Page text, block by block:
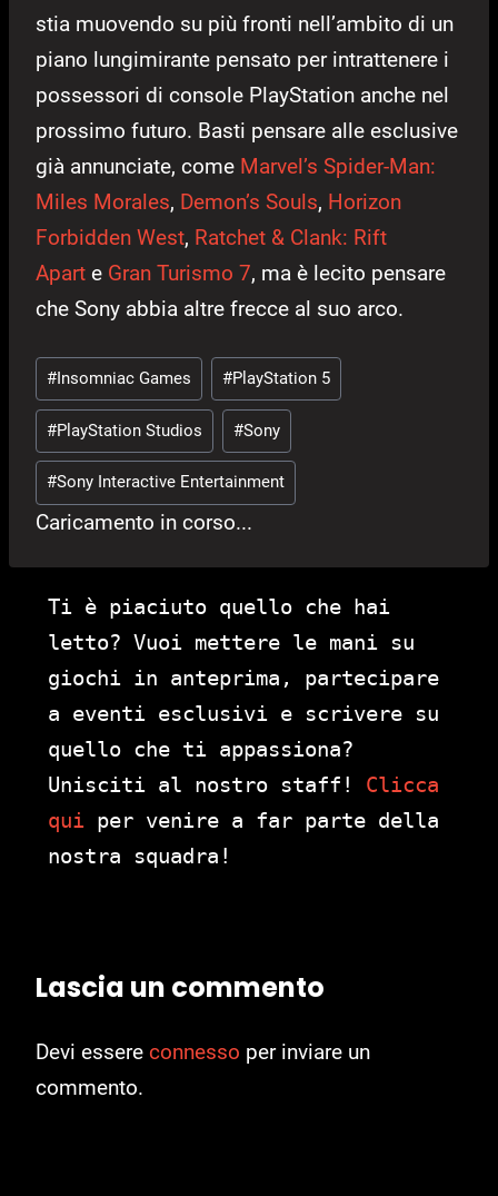
stia muovendo su più fronti nell’ambito di un
piano lungimirante pensato per intrattenere i
possessori di console PlayStation anche nel
prossimo futuro. Basti pensare alle esclusive
già annunciate, come Marvel’s Spider-Man:
Miles Morales, Demon’s Souls, Horizon
Forbidden West, Ratchet & Clank: Rift
Apart e Gran Turismo 7, ma è lecito pensare
che Sony abbia altre frecce al suo arco.
Tag
articolo:
#Insomniac Games #PlayStation 5
#PlayStation Studios #Sony
#Sony Interactive Entertainment
Caricamento in corso...
Ti è piaciuto quello che hai
letto? Vuoi mettere le mani su
giochi in anteprima, partecipare
a eventi esclusivi e scrivere su
quello che ti appassiona?
Unisciti al nostro staff! Clicca
qui per venire a far parte della
nostra squadra!
Lascia un commento
Devi essere connesso per inviare un
commento.